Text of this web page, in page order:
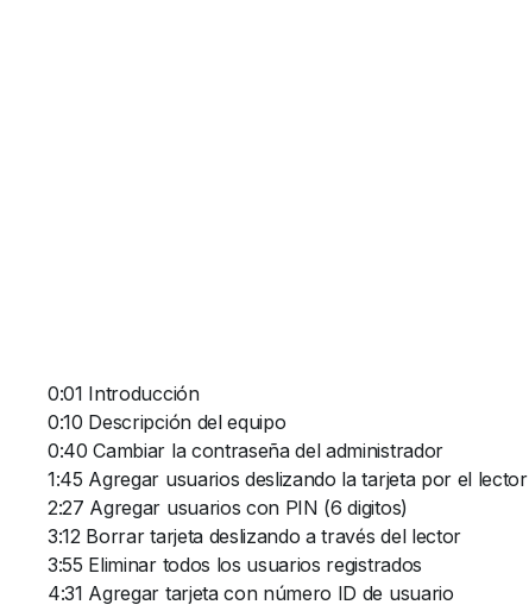
0:01 Introducción
0:10 Descripción del equipo
0:40 Cambiar la contraseña del administrador
1:45 Agregar usuarios deslizando la tarjeta por el lector
2:27 Agregar usuarios con PIN (6 digitos)
3:12 Borrar tarjeta deslizando a través del lector
3:55 Eliminar todos los usuarios registrados
4:31 Agregar tarjeta con número ID de usuario